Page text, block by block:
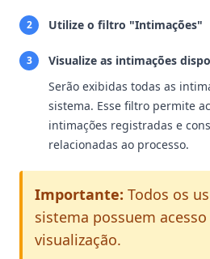
2 Utilize o filtro "Intimações"
3
Visualize as intimações
Serão exibidas todas as
sistema. Esse filtro permite
intimações registradas e
relacionadas ao processo.
Importante: Todos os
sistema possuem acesso
visualização.